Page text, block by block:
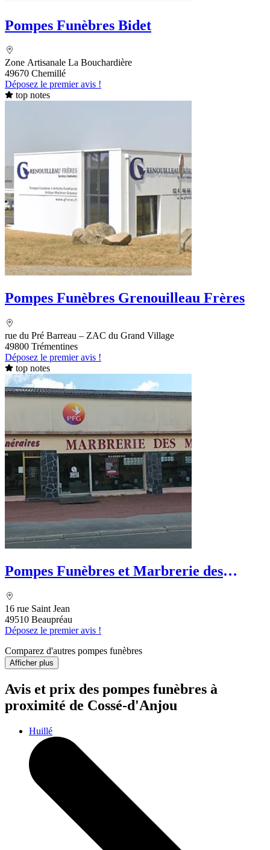
Pompes Funèbres Bidet
Zone Artisanale La Bouchardière
49670 Chemillé
Déposez le premier avis !
top notes
Pompes Funèbres Grenouilleau Frères
rue du Pré Barreau – ZAC du Grand Village
49800 Trémentines
Déposez le premier avis !
top notes
Pompes Funèbres et Marbrerie des
16 rue Saint Jean
49510 Beaupréau
Déposez le premier avis !
Comparez d'autres pompes funèbres
Afficher plus
Avis et prix des pompes funèbres à
proximité de Cossé-d'Anjou
Huillé